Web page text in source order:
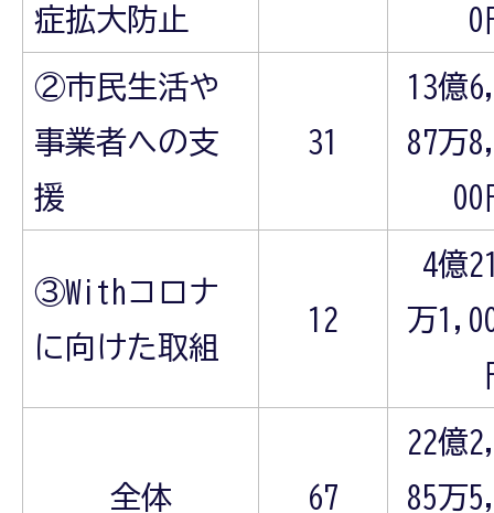
症拡大防止
0
②市民生活や
事業者への支
援
31
13億
87万
00
③Withコロナ
に向けた取組
12
4億
万
全体 67
22億
85万